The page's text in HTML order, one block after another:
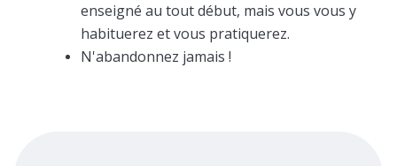
enseigné au tout début, mais vous vous y
habituerez et vous pratiquerez.
N'abandonnez jamais !